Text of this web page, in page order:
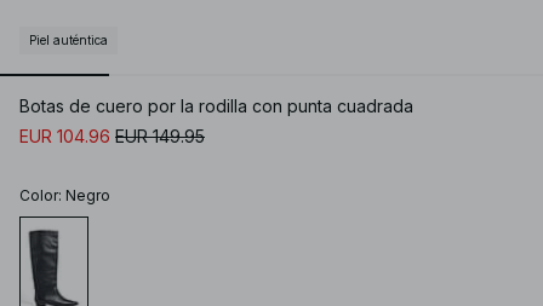
Piel auténtica
Botas de cuero por la rodilla con punta cuadrada
EUR 104.96 EUR 149.95
Color: Negro